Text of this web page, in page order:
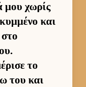
μου χωρίς
και
το
του και